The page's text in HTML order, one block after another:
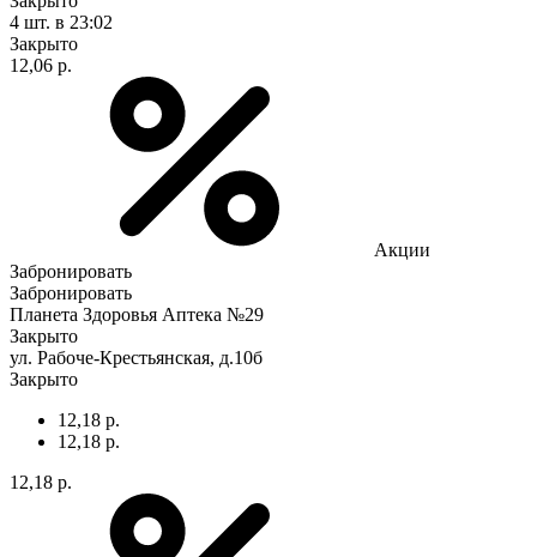
4 шт. в 23:02
Закрыто
12,06 р.
Акции
Забронировать
Забронировать
Планета Здоровья Аптека №29
Закрыто
ул. Рабоче-Крестьянская, д.10б
Закрыто
12,18 р.
12,18 р.
12,18 р.